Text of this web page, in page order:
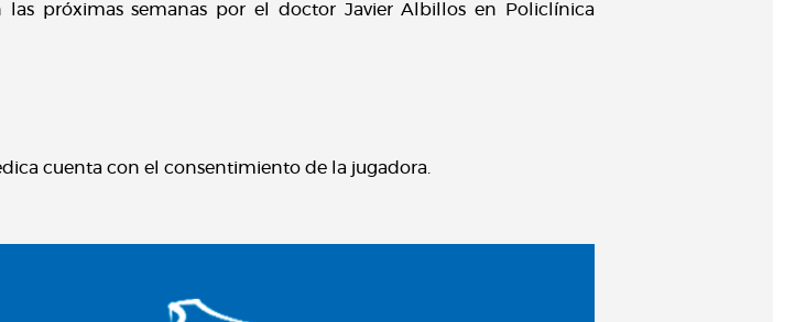
próximas semanas por el doctor Javier Albillos en Policlínica
cuenta con el consentimiento de la jugadora.